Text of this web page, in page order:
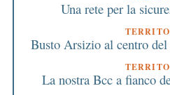
Una rete per la
Busto Arsizio al centro
La nostra Bcc a fianco